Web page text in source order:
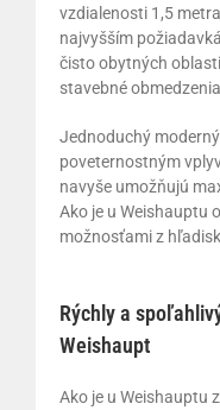
vzdialenosti 1,5
najvyšším
čisto obytných
stavebné
Jednoduchý
poveternostným
navyše umožňujú
Ako je u Weishauptu
možnosťami z
Rýchly a
Weishaupt
Ako je u Weishauptu